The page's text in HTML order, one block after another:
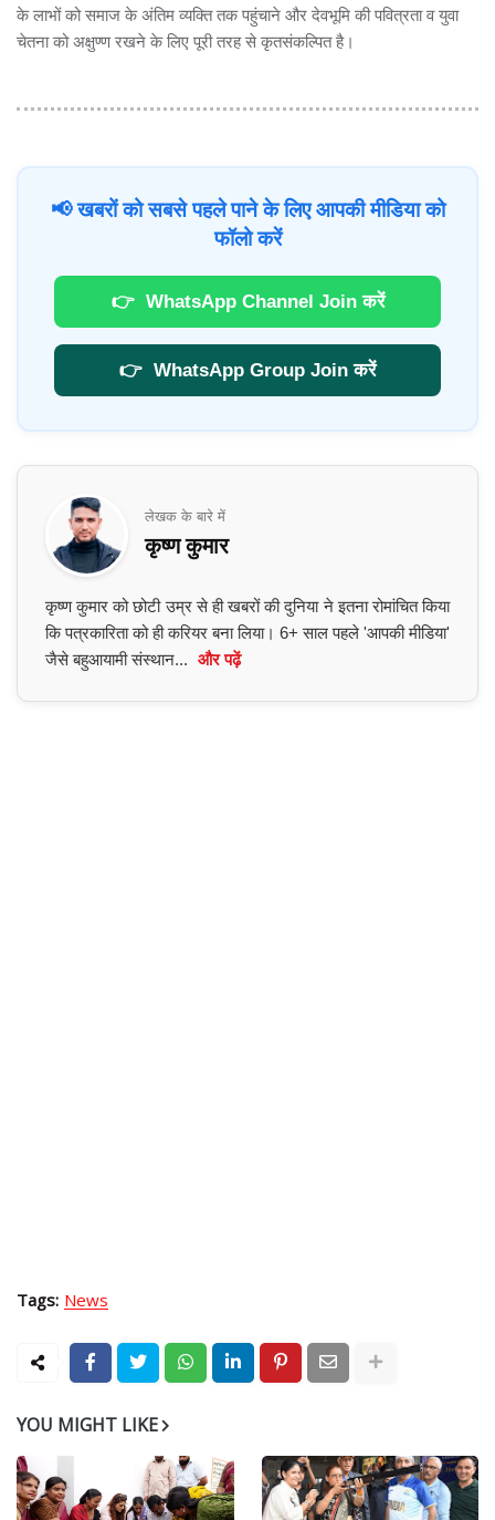
के लाभों को समाज के अंतिम व्यक्ति तक पहुंचाने और देवभूमि की पवित्रता व युवा
चेतना को अक्षुण्ण रखने के लिए पूरी तरह से कृतसंकल्पित है।
📢 खबरों को सबसे पहले पाने के लिए आपकी मीडिया को
फॉलो करें
👉 WhatsApp Channel Join करें
👉 WhatsApp Group Join करें
लेखक के बारे में
कृष्ण कुमार
कृष्ण कुमार को छोटी उम्र से ही खबरों की दुनिया ने इतना रोमांचित किया
कि पत्रकारिता को ही करियर बना लिया। 6+ साल पहले 'आपकी मीडिया'
जैसे बहुआयामी संस्थान... और पढ़ें
Tags: News
YOU MIGHT LIKE